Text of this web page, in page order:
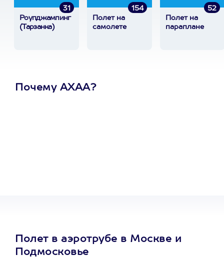
31
Роупджампинг
(Тарзанка)
154
Полет на
самолете
52
Полет на
параплане
Почему АХАА?
Полет в аэротрубе в Москве и
Подмосковье